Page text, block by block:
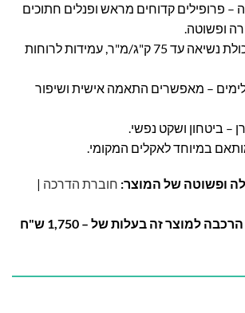
פרופילים קדוחים מראש ופנלים חתוכים
ופשוטה.
• עמידות גבוהה – יכולת נשיאה עד 75 ק"ג/מ"ר, עמידות לרוחות
– מאפשרים התאמה אישית ושיפור
במיוחד לאקלים המקומי.
ופשוטה של המוצר: חוברת הדרכה |
למוצר זה בעלות של – 1,750 ש"ח